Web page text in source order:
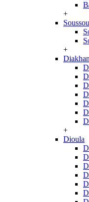
+
Soussou
+
+
Dioula